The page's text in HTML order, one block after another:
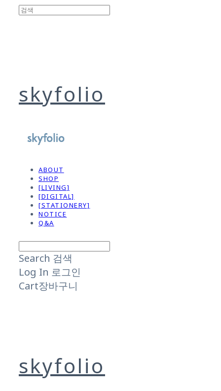
skyfolio
ABOUT
SHOP
[LIVING]
[DIGITAL]
[STATIONERY]
NOTICE
Q&A
Search 검색
Log In 로그인
Cart장바구니
skyfolio